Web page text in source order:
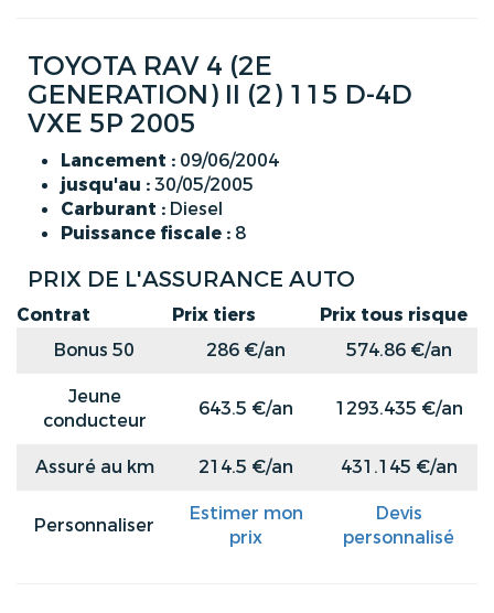
TOYOTA RAV 4 (2E
GENERATION) II (2) 115 D-4D
VXE 5P 2005
Lancement : 09/06/2004
jusqu'au :30/05/2005
Carburant : Diesel
Puissance fiscale : 8
PRIX DE L'ASSURANCE AUTO
Contrat Prix tiers
Prix tous risque
Bonus 50
286 €/an
574.86 €/an
Jeune
conducteur
643.5 €/an 1293.435 €/an
Assuré au km 214.5 €/an 431.145 €/an
Personnaliser
Estimer mon
prix
Devis
personnalisé